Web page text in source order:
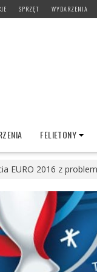
SPRZĘT WYDARZENIA
FELIETONY
EURO 2016 z